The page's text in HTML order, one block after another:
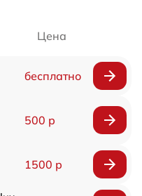
Цена
бесплатно
500 р
1500 р